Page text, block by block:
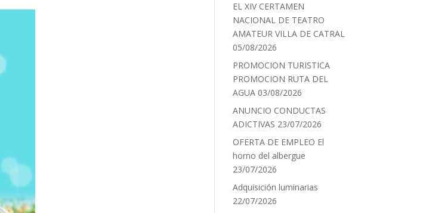
EL XIV CERTAMEN
NACIONAL DE TEATRO
AMATEUR VILLA DE CATRAL
05/08/2026
PROMOCION TURISTICA
PROMOCION RUTA DEL
AGUA 03/08/2026
ANUNCIO CONDUCTAS
ADICTIVAS 23/07/2026
OFERTA DE EMPLEO El
horno del albergue
23/07/2026
Adquisición luminarias
22/07/2026